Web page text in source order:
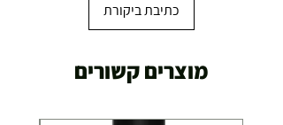
כתיבת ביקורת
מוצרים קשורים